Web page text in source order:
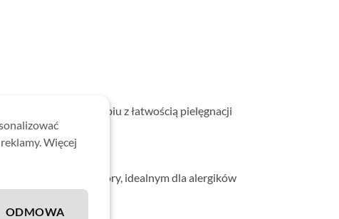
estetyczne jedwabiu z łatwością pielęgnacji
do ciała.
i przyjaznym dla skóry, idealnym dla alergików
Więcej
ODMOWA